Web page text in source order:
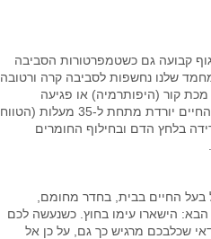
קבועה גם כשטמפרטורות הסביבה
שלנו נחשפות לסביבה קרה ורטובה
קור (היפותרמיה) או פגיעה
במערכת החיסונית ובעקבותיה התפתחות מחלה.כשטמפרטורת הגוף של בעל החיים יורדת מתחת ל-35 מעלות (הטווח
ירידה בלחץ הדם ובחילוף החומרים
בעל החיים בבית, בחדר מחומם,
הישארו עימו בחוץ. כשנעשה לכם
שכלבכם מרגיש כך גם, על כן אל